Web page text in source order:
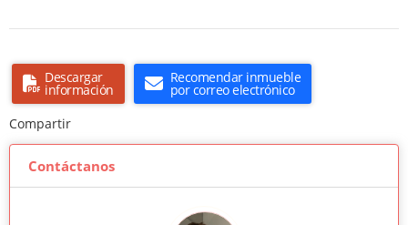
Descargar
información
Recomendar inmueble
por correo electrónico
Compartir
Contáctanos